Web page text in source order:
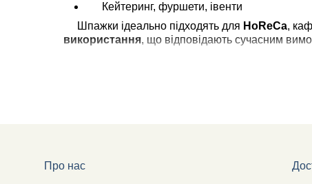
Кейтеринг, фуршети, івенти
Шпажки ідеально підходять для HoReCa,
використання, що відповідають сучасним
Про нас